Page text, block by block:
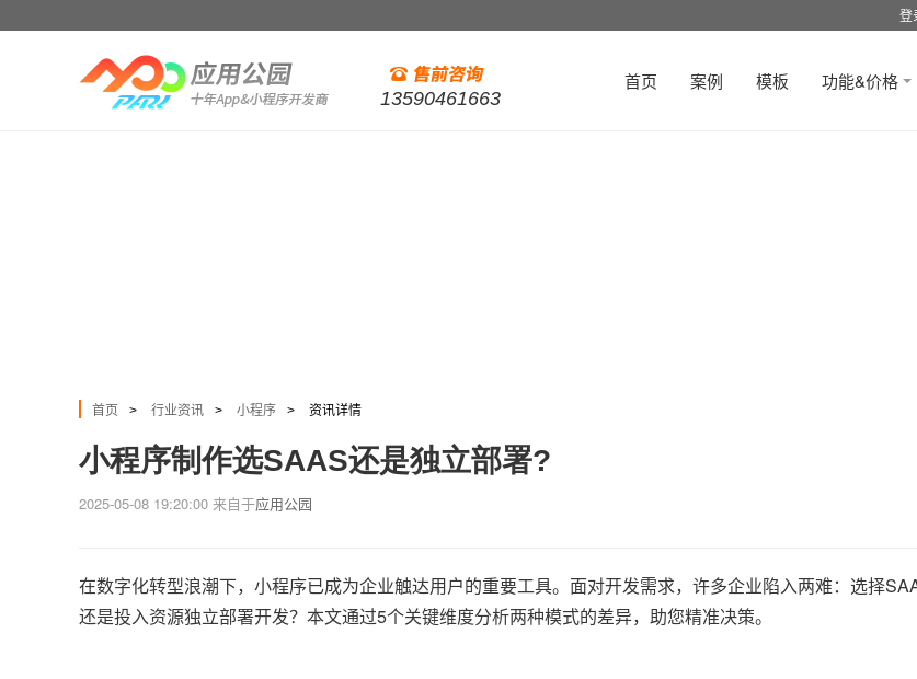
登
13590461663
首页 案例 模板 功能&价格
首页 > 行业资讯 > 小程序 > 资讯详情
小程序制作选SAAS还是独立部署?
2025-05-08 19:20:00 来自于应用公园
在数字化转型浪潮下，小程序已成为企业触达用户的重要工具。面对开发需求，许多企业陷入两难：选择
还是投入资源独立部署开发？本文通过5个关键维度分析两种模式的差异，助您精准决策。